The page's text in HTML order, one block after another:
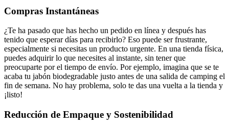
Compras Instantáneas
¿Te ha pasado que has hecho un pedido en línea y después has
tenido que esperar días para recibirlo? Eso puede ser frustrante,
especialmente si necesitas un producto urgente. En una tienda física,
puedes adquirir lo que necesites al instante, sin tener que
preocuparte por el tiempo de envío. Por ejemplo, imagina que se te
acaba tu jabón biodegradable justo antes de una salida de camping el
fin de semana. No hay problema, solo te das una vuelta a la tienda y
¡listo!
Reducción de Empaque y Sostenibilidad